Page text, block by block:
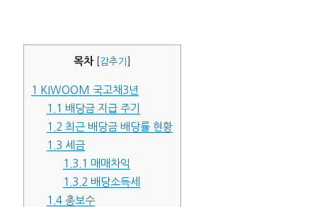
목차 감추기
1
KIWOOM 국고채3년
1.1 배당금 지급 주기
1.2 최근 배당금 배당률 현황
1.3 세금
1.3.1 매매차익
1.3.2 배당소득세
1.4 총보수